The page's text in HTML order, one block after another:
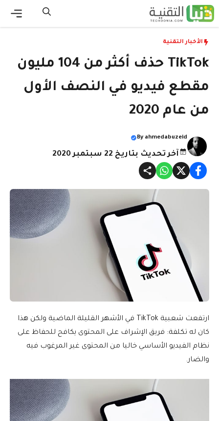
انتقل
إلى
الأخبار التقنية
TikTok حذف أكثر من 104 مليون
مقطع فيديو في النصف الأول
من عام 2020
By ahmedabuzeid
آخر تحديث بتاريخ 22 سبتمبر 2020
ارتفعت شعبية TikTok في الأشهر القليلة الماضية ولكن هذا
كان له تكلفة: فريق الإشراف على المحتوى يكافح للحفاظ على
نظام الفيديو الأساسي خاليا من المحتوى غير المرغوب فيه
والضار.